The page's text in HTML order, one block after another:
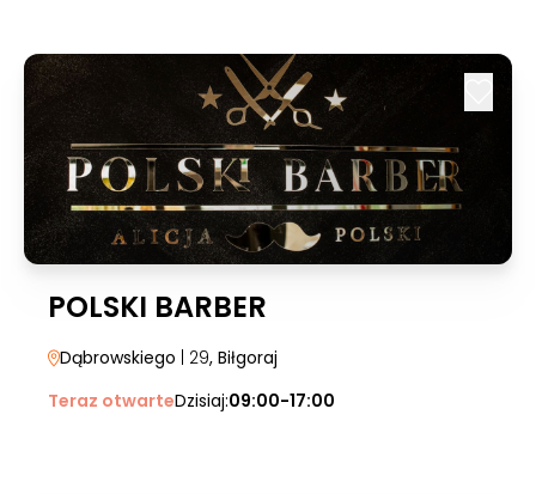
POLSKI BARBER
Dąbrowskiego | 29, Biłgoraj
Teraz otwarteDzisiaj:09:00-17:00